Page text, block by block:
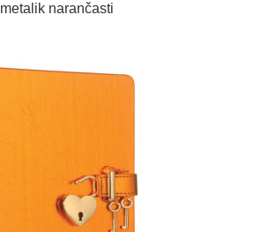
metalik narančasti